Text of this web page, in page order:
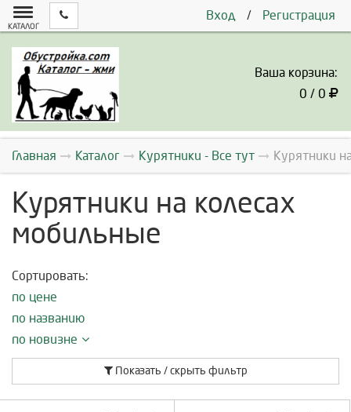
Вход / Регистрация
КАТАЛОГ
Ваша корзина:
0 / 0
Главная Каталог Курятники - Все тут Курятники
Курятники на колесах
мобильные
Сортировать:
по цене
по названию
по новизне
Показать / скрыть фильтр